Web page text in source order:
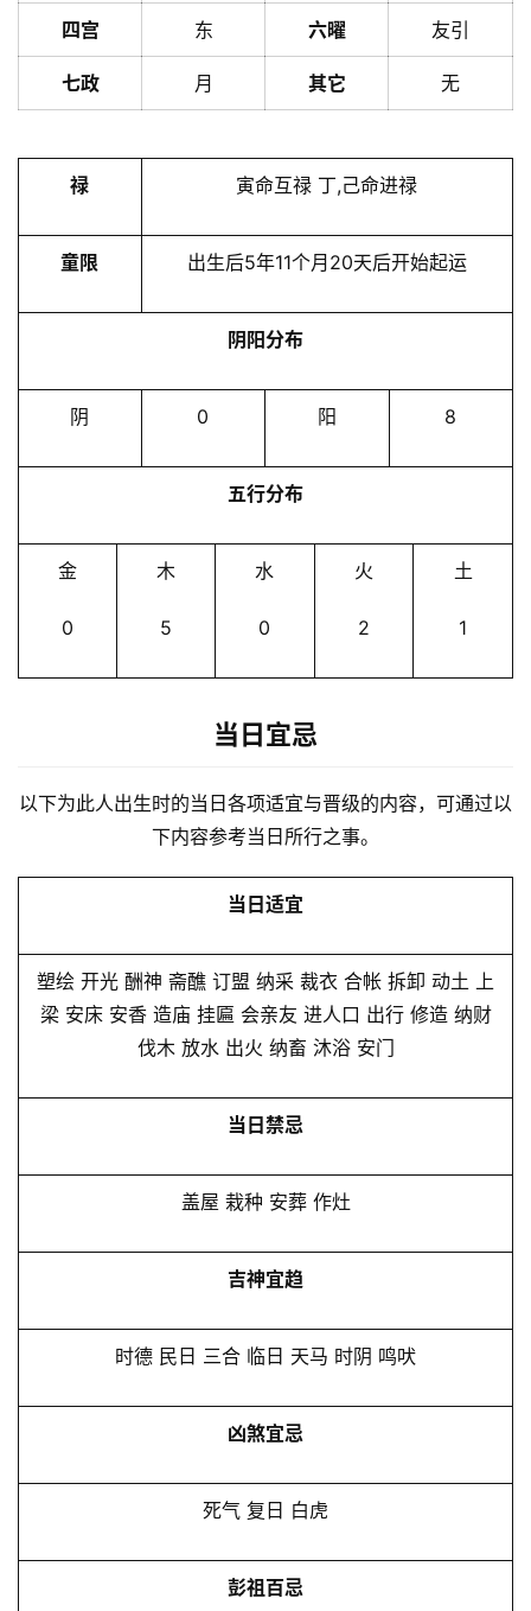
四宫 东 六曜 友引
七政 月 其它 无
禄 寅命互禄 丁,己命进禄
童限 出生后5年11个月20天后开始起运
阴阳分布
阴 0 阳 8
五行分布
金
0
木
5
水
0
火
2
土
1
当日宜忌
以下为此人出生时的当日各项适宜与晋级的内容，可通过以
下内容参考当日所行之事。
当日适宜
塑绘 开光 酬神 斋醮 订盟 纳采 裁衣 合帐 拆卸 动土 上
梁 安床 安香 造庙 挂匾 会亲友 进人口 出行 修造 纳财
伐木 放水 出火 纳畜 沐浴 安门
当日禁忌
盖屋 栽种 安葬 作灶
吉神宜趋
时德 民日 三合 临日 天马 时阴 鸣吠
凶煞宜忌
死气 复日 白虎
彭祖百忌